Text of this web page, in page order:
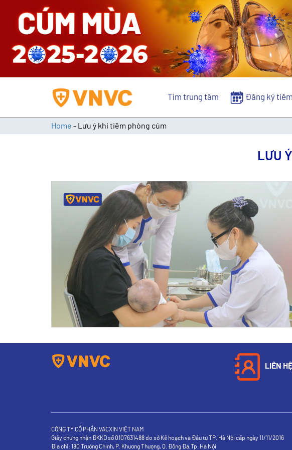
Tìm trung tâm Đăng ký tiêm
Home - Lưu ý khi tiêm phòng cúm
LƯU
LIÊN HỆ
CÔNG TY CỔ PHẦN VACXIN VIỆT NAM
Giấy chứng nhận ĐKKD số 0107631488 do sở Kế hoạch và Đầu tư TP. Hà Nội cấp ngày 11/11/2016
Địa chỉ: 180 Trường Chinh, P. Khương Thượng, Q. Đống Đa,Tp. Hà Nội